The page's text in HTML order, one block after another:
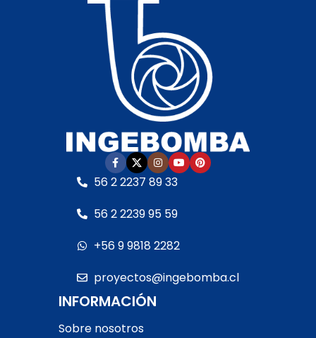
desarme sencillo.
50 mm a
PVC-U de
alta resistencia
• Presión nominal:PN10
, baja
pérdida de carga
• Doble unión tipo
americana
• Certificación ISO
instructivo antes de la
otras opciones
• Conexión:
• Material:
alta resistencia
• Presión nominal:
• Doble unión tipo
americana
• Certificación ISO
Lea cuidadosamente el
instructivo antes de la
56 2 2237 89 33
56 2 2239 95 59
+56 9 9818 2282
proyectos@ingebomba.cl
INFORMACIÓN
Sobre nosotros